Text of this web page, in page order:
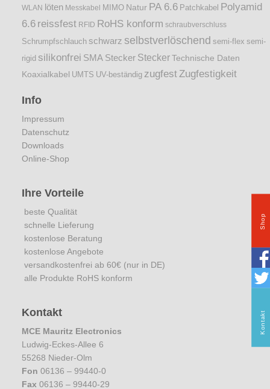
WLAN
löten Messkabel MIMO Natur PA 6.6 Patchkabel Polyamid
6.6 reissfest RFID RoHS konform schraubverschluss
Schrumpfschlauch schwarz selbstverlöschend semi-flex semi-
rigid silikonfrei SMA Stecker Stecker Technische Daten
Koaxialkabel UMTS UV-beständig zugfestZugfestigkeit
Info
Impressum
Datenschutz
Downloads
Online-Shop
Ihre Vorteile
beste Qualität
schnelle Lieferung
kostenlose Beratung
kostenlose Angebote
versandkostenfrei ab 60€ (nur in DE)
alle Produkte RoHS konform
Kontakt
MCE Mauritz Electronics
Ludwig-Eckes-Allee 6
55268 Nieder-Olm
Fon 06136 – 99440-0
Fax 06136 – 99440-29
Shop
Kontakt